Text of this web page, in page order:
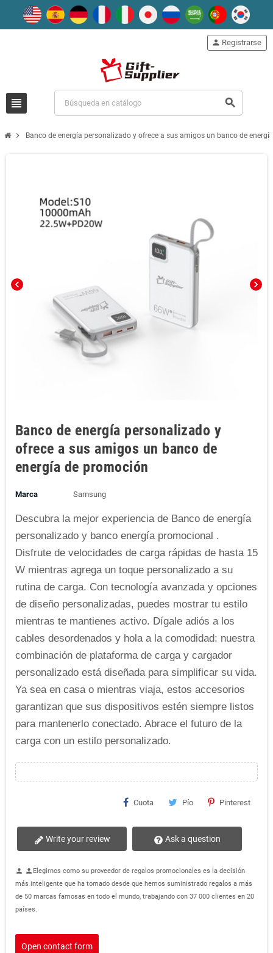
view_headline search
person Registrarse
chevron_right Banco de energía personalizado y ofrece a sus amigos un banco de
chevron_left chevron_right
Banco de energía personalizado y
ofrece a sus amigos un banco de
energía de promoción
Marca Samsung
Descubra la mejor experiencia de Banco de energía
personalizado y banco energía promocional .
Disfrute de velocidades de carga rápidas de hasta 15
W mientras agrega un toque personalizado a su
rutina de carga. Con tecnología avanzada y opciones
de diseño personalizadas, puedes mostrar tu estilo
mientras te mantienes activo. Dígale adiós a los
cables desordenados y hola a la comodidad: nuestra
combinación de plataforma de carga y cargador
personalizado está diseñada para simplificar su vida.
Ya sea en casa o mientras viaja, estos accesorios
garantizan que sus dispositivos estén siempre listos
para mantenerlo conectado. Abrace el futuro de la
carga con un estilo personalizado.
Cuota Pío Pinterest
Write your review Ask a question
person personElegirnos como su proveedor de regalos promocionales es la decisión
más inteligente que ha tomado desde que hemos suministrado regalos a más
de 50 marcas famosas en todo el mundo, trabajando con 37 000 clientes en 20
países.
Open contact form